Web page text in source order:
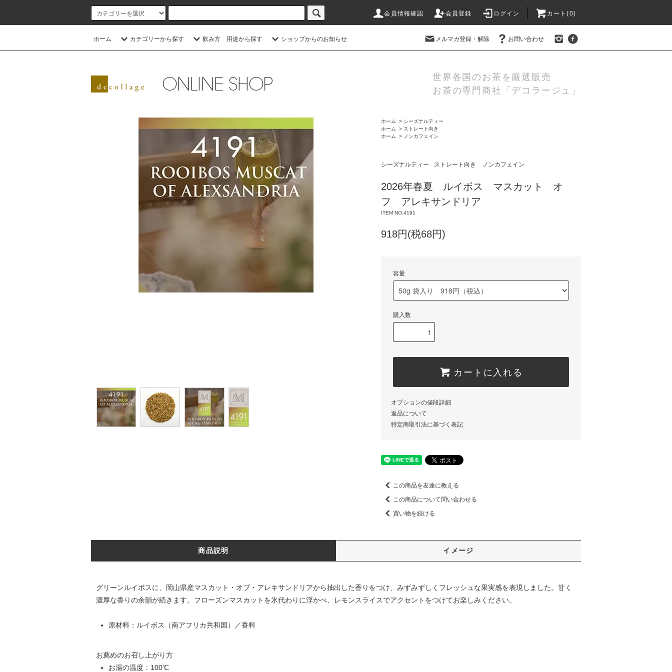
会員情報確認 会員登録 ログイン カート(0)
ホーム カテゴリーから探す 飲み方 用途から探す ショップからのお知らせ メルマガ登録・解除 お問い合わせ
世界各国のお茶を厳選販売
お茶の専門商社「デコラージュ」
ホーム > シーズナルティー
ホーム
> ストレート向き
ホーム
> ノンカフェイン
シーズナルティー ストレート向き ノンカフェイン
2026年春夏 ルイボス マスカット オ
フ アレキサンドリア
ITEM NO.4191
918円(税68円)
容量
購入数
カートに入れる
オプションの値段詳細
返品について
特定商取引法に基づく表記
この商品を友達に教える
この商品について問い合わせる
買い物を続ける
商品説明 イメージ
グリーンルイボスに、岡山県産マスカット・オブ・アレキサンドリアから抽出した香りをつけ、みずみずしくフレッシュな果実感を表現しました。甘く
濃厚な香りの余韻が続きます。フローズンマスカットを氷代わりに浮かべ、レモンスライスでアクセントをつけてお楽しみください。
原材料：ルイボス（南アフリカ共和国）／香料
お薦めのお召し上がり方
お湯の温度：100℃